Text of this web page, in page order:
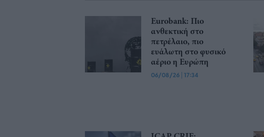
Eurobank: Πιο
ανθεκτική στο
πετρέλαιο, πιο
ευάλωτη στο φυσικό
αέριο η Ευρώπη
06/08/26 | 17:34